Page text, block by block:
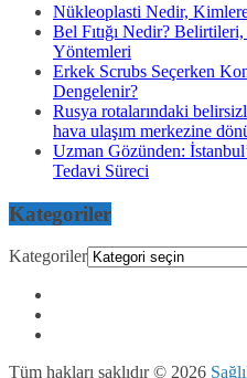
Nükleoplasti Nedir,
Bel Fıtığı Nedir?
Yöntemleri
Erkek Scrubs Seçerken
Dengelenir?
Rusya rotalarındaki
hava ulaşım merkezine
Uzman Gözünden:
Tedavi Süreci
Kategoriler
Kategoriler
Tüm hakları saklıdır © 2026